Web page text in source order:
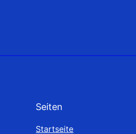
Seiten
Startseite